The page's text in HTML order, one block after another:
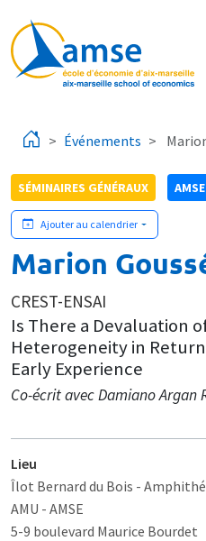
Événements
SÉMINAIRES GÉNÉRAUX
Ajouter au calendrier
Marion
CREST-ENSAI
Is There a Devaluation
Heterogeneity in
Early Experience
Co-écrit avec Damiano Argan
Lieu
Îlot Bernard du Bois -
AMU - AMSE
5-9 boulevard Maurice Bourdet